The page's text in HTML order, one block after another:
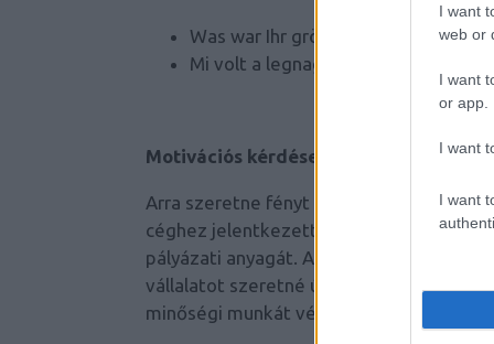
I want
web or
I want
or app.
I want
I want
Was war Ihr größter Misserfolg?
Mi volt a legnagyobb baklövése,
Motivációs kérdések:
Arra szeretne fényt deríteni a
céghez jelentkezett, vagy csupán a
pályázati anyagát. Az interjú során azt
vállalatot szeretné új munkaadónak
minőségi munkát végezzen.